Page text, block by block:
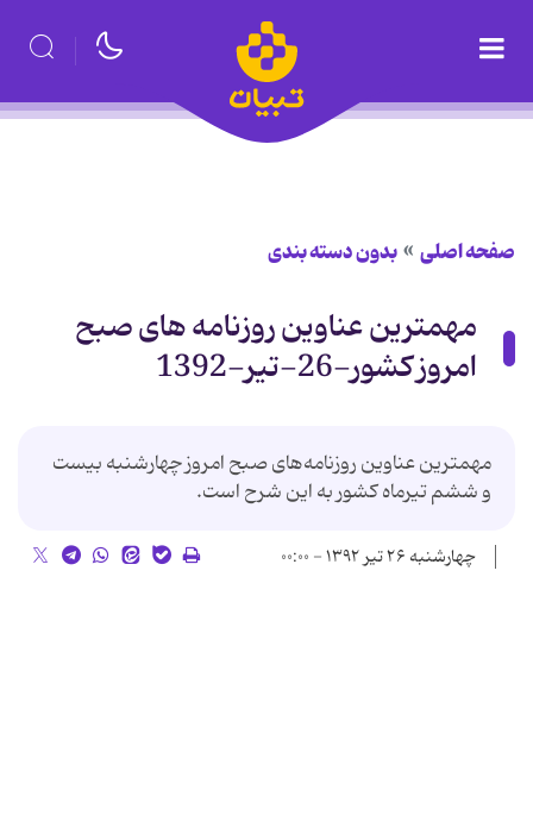
صفحه اصلی بدون دسته بندی
مهمترین عناوین روزنامه های صبح
امروز کشور-26-تیر-1392
مهمترین عناوین روزنامه‌‌های صبح امروز چهارشنبه بیست
و ششم تیرماه کشور به این شرح است.
چهارشنبه ۲۶ تیر ۱۳۹۲ - ۰۰:۰۰